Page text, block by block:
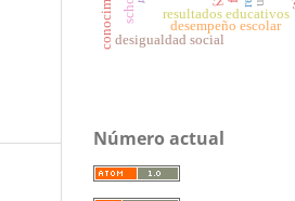
resultados educativos
desempeño escolar
desigualdad social
Número actual